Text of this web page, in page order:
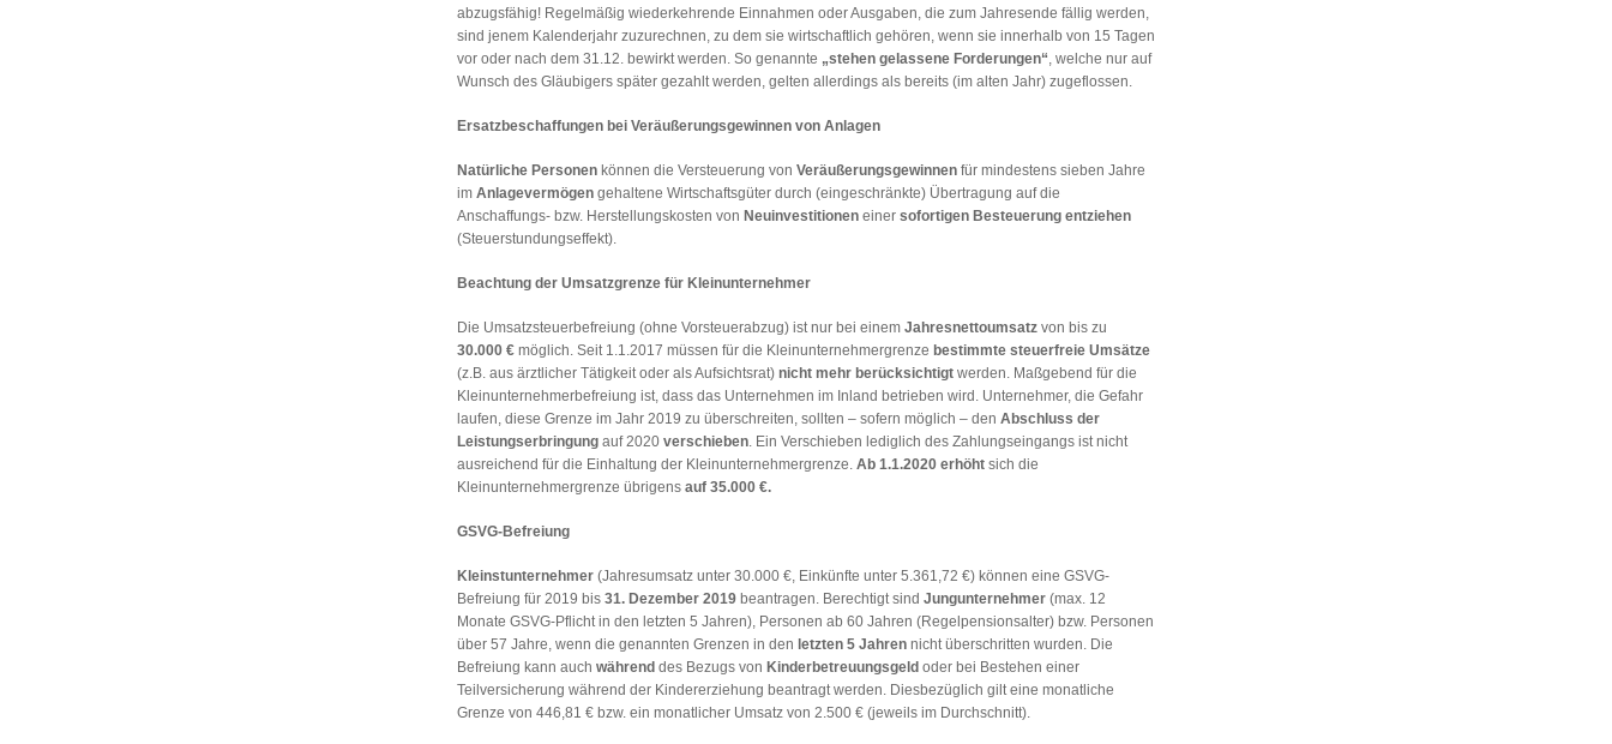
abzugsfähig! Regelmäßig wiederkehrende Einnahmen oder Ausgaben, die zum Jahresende fällig werden,
sind jenem Kalenderjahr zuzurechnen, zu dem sie wirtschaftlich gehören, wenn sie innerhalb von 15 Tagen
vor oder nach dem 31.12. bewirkt werden. So genannte „stehen gelassene Forderungen“ , welche nur auf
Wunsch des Gläubigers später gezahlt werden, gelten allerdings als bereits (im alten Jahr) zugeflossen.
Ersatzbeschaffungen bei Veräußerungsgewinnen von Anlagen
Natürliche Personenkönnen die Versteuerung von Veräußerungsgewinnenfür mindestens sieben Jahre
im Anlagevermögengehaltene Wirtschaftsgüter durch (eingeschränkte) Übertragung auf die
Anschaffungs- bzw. Herstellungskosten von Neuinvestitioneneiner sofortigen Besteuerung entziehen
(Steuerstundungseffekt).
Beachtung der Umsatzgrenze für Kleinunternehmer
Die Umsatzsteuerbefreiung (ohne Vorsteuerabzug) ist nur bei einem Jahresnettoumsatzvon bis zu
30.000 €möglich. Seit 1.1.2017 müssen für die Kleinunternehmergrenze bestimmte steuerfreie Umsätze
(z.B. aus ärztlicher Tätigkeit oder als Aufsichtsrat) nicht mehr berücksichtigtwerden. Maßgebend für die
Kleinunternehmerbefreiung ist, dass das Unternehmen im Inland betrieben wird. Unternehmer, die Gefahr
laufen, diese Grenze im Jahr 2019 zu überschreiten, sollten – sofern möglich – den Abschluss der
Leistungserbringungauf 2020 verschieben. Ein Verschieben lediglich des Zahlungseingangs ist nicht
ausreichend für die Einhaltung der Kleinunternehmergrenze. Ab 1.1.2020 erhöhtsich die
Kleinunternehmergrenze übrigens auf 35.000 €.
GSVG-Befreiung
Kleinstunternehmer(Jahresumsatz unter 30.000 €, Einkünfte unter 5.361,72 €) können eine GSVG-
Befreiung für 2019 bis 31. Dezember 2019beantragen. Berechtigt sind Jungunternehmer(max. 12
Monate GSVG-Pflicht in den letzten 5 Jahren), Personen ab 60 Jahren (Regelpensionsalter) bzw. Personen
über 57 Jahre, wenn die genannten Grenzen in den letzten 5 Jahrennicht überschritten wurden. Die
Befreiung kann auch währenddes Bezugs von Kinderbetreuungsgeldoder bei Bestehen einer
Teilversicherung während der Kindererziehung beantragt werden. Diesbezüglich gilt eine monatliche
Grenze von 446,81 € bzw. ein monatlicher Umsatz von 2.500 € (jeweils im Durchschnitt).